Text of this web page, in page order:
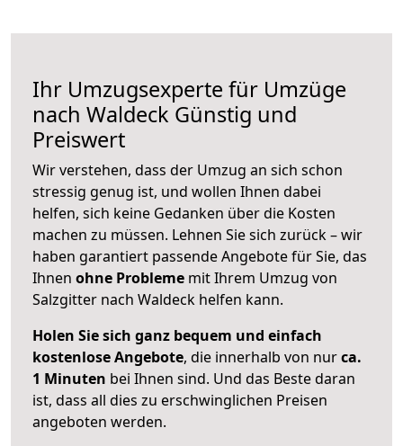
Ihr Umzugsexperte für Umzüge
nach Waldeck Günstig und
Preiswert
Wir verstehen, dass der Umzug an sich schon
stressig genug ist, und wollen Ihnen dabei
helfen, sich keine Gedanken über die Kosten
machen zu müssen. Lehnen Sie sich zurück – wir
haben garantiert passende Angebote für Sie, das
Ihnen ohne Probleme mit Ihrem Umzug von
Salzgitter nach Waldeck helfen kann.
Holen Sie sich ganz bequem und einfach
kostenlose Angebote, die innerhalb von nurca.
1 Minuten bei Ihnen sind. Und das Beste daran
ist, dass all dies zu erschwinglichen Preisen
angeboten werden.